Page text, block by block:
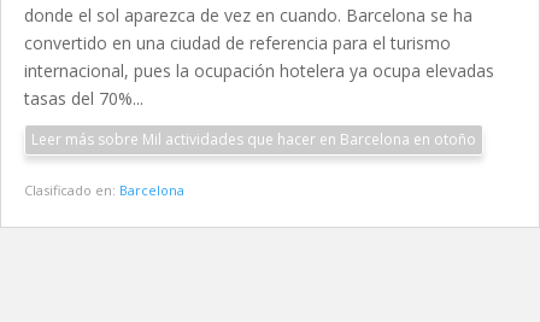
donde el sol aparezca de vez en cuando. Barcelona se ha
convertido en una ciudad de referencia para el turismo
internacional, pues la ocupación hotelera ya ocupa elevadas
tasas del 70%...
Leer más sobre Mil actividades que hacer en Barcelona en otoño
Clasificado en: Barcelona